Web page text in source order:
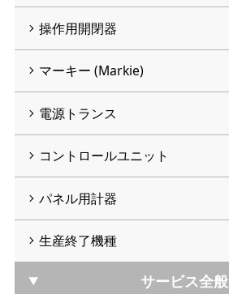
操作用開閉器
マーキー (Markie)
電源トランス
コントロールユニット
パネル用計器
生産終了機種
サービス全般